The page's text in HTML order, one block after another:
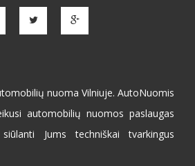
nuoma Vilniuje. AutoNuomis
automobilių nuomos paslaugas
Jums techniškai tvarkingus